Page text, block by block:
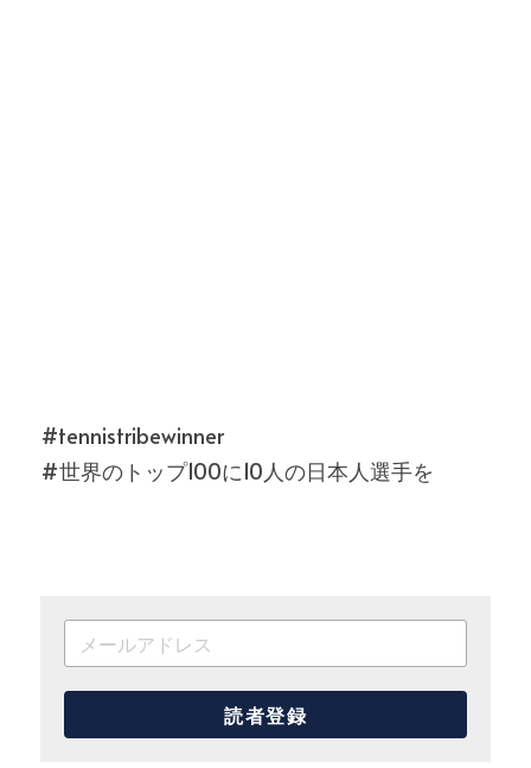
#tennistribewinner
#世界のトップ100に10人の日本人選手を
読者登録